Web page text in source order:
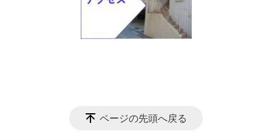
ページの先頭へ戻る